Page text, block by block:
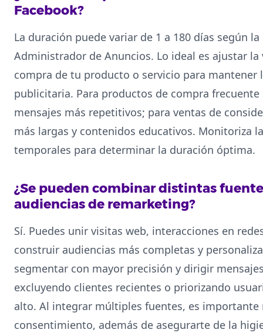
Facebook?
La duración puede variar de 1 a 180 días según
Administrador de Anuncios. Lo ideal es ajustar
compra de tu producto o servicio para mantener
publicitaria. Para productos de compra
mensajes más repetitivos; para ventas de
más largas y contenidos educativos. Monitoriza
temporales para determinar la duración óptima.
¿Se pueden combinar distintas
audiencias de remarketing?
Sí. Puedes unir visitas web, interacciones en
construir audiencias más completas y
segmentar con mayor precisión y dirigir
excluyendo clientes recientes o priorizando
alto. Al integrar múltiples fuentes, es
consentimiento, además de asegurarte de la